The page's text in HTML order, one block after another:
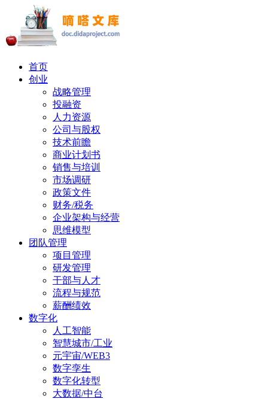
首页
创业
战略管理
投融资
人力资源
公司与股权
技术前瞻
商业计划书
销售与培训
市场调研
政策文件
财务/税务
企业架构与经营
思维模型
团队管理
项目管理
研发管理
干部与人才
流程与规范
薪酬绩效
数字化
人工智能
智慧城市/工业
元宇宙/WEB3
数字孪生
数字化转型
大数据/中台